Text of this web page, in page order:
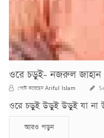
ওরে চড়ুই- নজরুল জাহান
পোস্ট করেছেনAriful Islam
ওরে চড়ুই উড়ুই উড়ুই যা না
আরও পড়ুন